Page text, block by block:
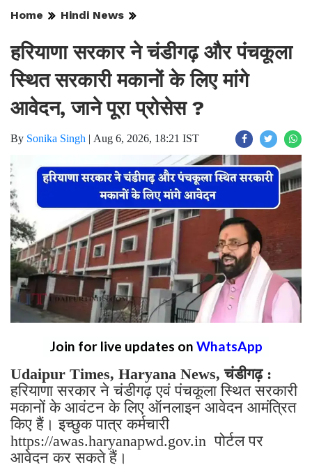
Home Hindi News
हरियाणा सरकार ने चंडीगढ़ और पंचकूला
स्थित सरकारी मकानों के लिए मांगे
आवेदन, जाने पूरा प्रोसेस ?
By Sonika Singh | Aug 6, 2026, 18:21 IST
Join for live updates on WhatsApp
Udaipur Times, Haryana News, चंडीगढ़ :
हरियाणा सरकार ने चंडीगढ़ एवं पंचकूला स्थित सरकारी
मकानों के आवंटन के लिए ऑनलाइन आवेदन आमंत्रित
किए हैं। इच्छुक पात्र कर्मचारी
https://awas.haryanapwd.gov.in पोर्टल पर
आवेदन कर सकते हैं।